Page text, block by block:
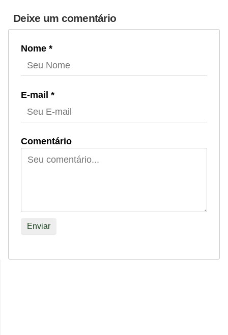
Deixe um comentário
Nome *
E-mail *
Comentário